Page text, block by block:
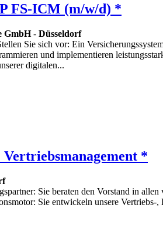
FS-ICM (m/w/d) *
GmbH- Düsseldorf
Sie sich vor: Ein
und implementieren
digitalen...
*
Sie beraten den Vorstand in
Sie entwickeln unsere